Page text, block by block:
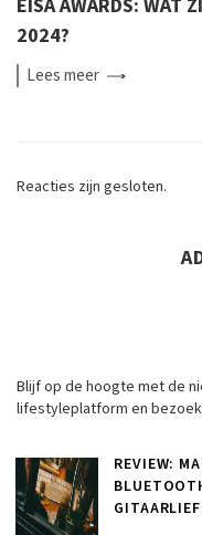
EISA AWARDS: WAT
2024?
Leesmeer
Reacties zijn gesloten.
Blijf op de hoogte met de
lifestyleplatform en bezoek
REVIEW: